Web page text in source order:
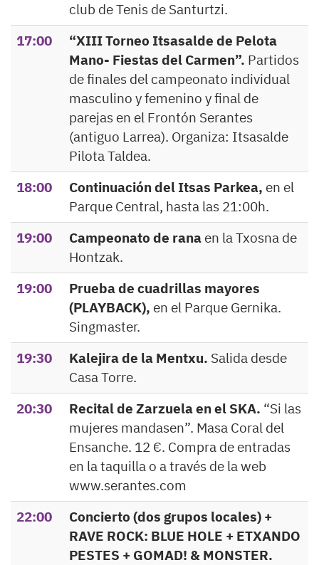
club de Tenis de Santurtzi.
17:00
“XIII Torneo Itsasalde de Pelota
Mano- Fiestas del Carmen”. Partidos
de finales del campeonato individual
masculino y femenino y final de
parejas en el Frontón Serantes
(antiguo Larrea). Organiza: Itsasalde
Pilota Taldea.
18:00
Continuación del Itsas Parkea, en el
Parque Central, hasta las 21:00h.
19:00
Campeonato de rana en la Txosna de
Hontzak.
19:00
Prueba de cuadrillas mayores
(PLAYBACK), en el Parque Gernika.
Singmaster.
19:30
Kalejira de la Mentxu. Salida desde
Casa Torre.
20:30
Recital de Zarzuela en el SKA. “Si las
mujeres mandasen”. Masa Coral del
Ensanche. 12 €. Compra de entradas
en la taquilla o a través de la web
www.serantes.com
22:00
Concierto (dos grupos locales) +
RAVE ROCK: BLUE HOLE + ETXANDO
PESTES + GOMAD! & MONSTER.